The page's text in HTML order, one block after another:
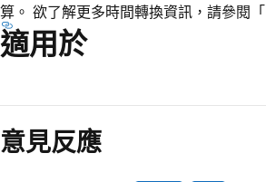
算。 欲了解更多時間轉換資訊，請參閱「
適用於
意見反應